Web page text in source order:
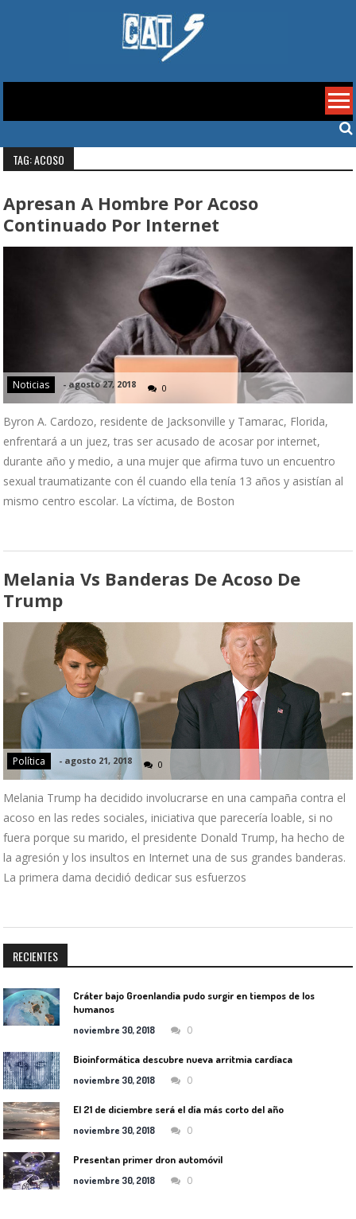
Cat 5
TAG: ACOSO
Apresan A Hombre Por Acoso
Continuado Por Internet
Noticias - agosto 27, 2018 0
Byron A. Cardozo, residente de Jacksonville y Tamarac, Florida,
enfrentará a un juez, tras ser acusado de acosar por internet,
durante año y medio, a una mujer que afirma tuvo un encuentro
sexual traumatizante con él cuando ella tenía 13 años y asistían al
mismo centro escolar. La víctima, de Boston
Melania Vs Banderas De Acoso De
Trump
Política - agosto 21, 2018 0
Melania Trump ha decidido involucrarse en una campaña contra el
acoso en las redes sociales, iniciativa que parecería loable, si no
fuera porque su marido, el presidente Donald Trump, ha hecho de
la agresión y los insultos en Internet una de sus grandes banderas.
La primera dama decidió dedicar sus esfuerzos
RECIENTES
Cráter bajo Groenlandia pudo surgir en tiempos de los
humanos
noviembre 30, 2018 0
Bioinformática descubre nueva arritmia cardíaca
noviembre 30, 2018 0
El 21 de diciembre será el día más corto del año
noviembre 30, 2018 0
Presentan primer dron automóvil
noviembre 30, 2018 0